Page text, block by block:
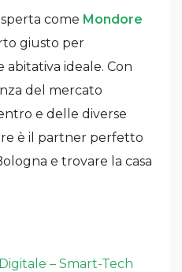
come Mondore
giusto per
ideale. Con
del mercato
e delle diverse
è il partner perfetto
e trovare la casa
– Smart-Tech